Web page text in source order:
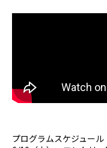
プログラムスケジュール